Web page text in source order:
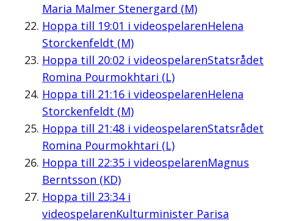
Maria Malmer Stenergard (M)
Hoppa till 19:01 i videospelarenHelena
Storckenfeldt (M)
Hoppa till 20:02 i videospelarenStatsrådet
Romina Pourmokhtari (L)
Hoppa till 21:16i videospelarenHelena
Storckenfeldt (M)
Hoppa till 21:48i videospelarenStatsrådet
Romina Pourmokhtari (L)
Hoppa till 22:35i videospelarenMagnus
Berntsson (KD)
Hoppa till 23:34i
videospelarenKulturminister Parisa